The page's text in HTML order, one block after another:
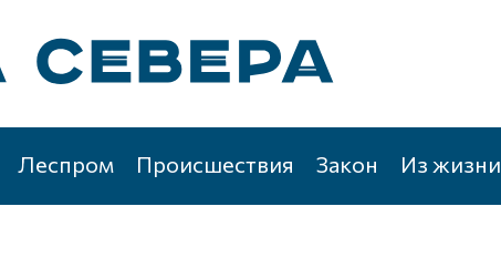
Леспром Происшествия Закон Из жизни